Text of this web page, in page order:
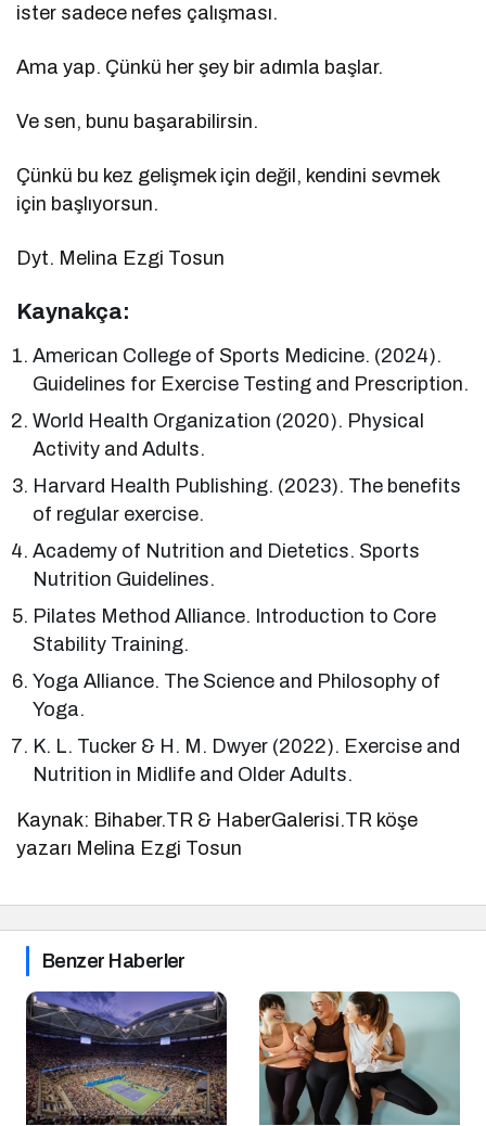
ister sadece nefes çalışması.
Ama yap. Çünkü her şey bir adımla başlar.
Ve sen, bunu başarabilirsin.
Çünkü bu kez gelişmek için değil, kendini sevmek
için başlıyorsun.
Dyt. Melina Ezgi Tosun
Kaynakça:
American College of Sports Medicine. (2024).
Guidelines for Exercise Testing and Prescription.
World Health Organization (2020). Physical
Activity and Adults.
Harvard Health Publishing. (2023). The benefits
of regular exercise.
Academy of Nutrition and Dietetics. Sports
Nutrition Guidelines.
Pilates Method Alliance. Introduction to Core
Stability Training.
Yoga Alliance. The Science and Philosophy of
Yoga.
K. L. Tucker & H. M. Dwyer (2022). Exercise and
Nutrition in Midlife and Older Adults.
Kaynak: Bihaber.TR & HaberGalerisi.TR köşe
yazarı Melina Ezgi Tosun
Benzer Haberler